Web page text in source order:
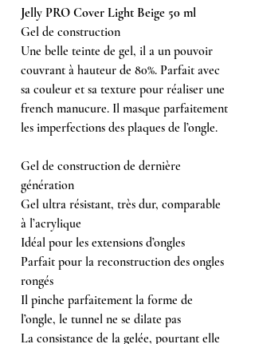
Jelly PRO Cover Light Beige 50 ml
Gel de construction
Une belle teinte de gel, il a un pouvoir
couvrant à hauteur de 80%. Parfait avec
sa couleur et sa texture pour réaliser une
french manucure. Il masque parfaitement
les imperfections des plaques de l’ongle.
Gel de construction de dernière
génération
Gel ultra résistant, très dur, comparable
à l’acrylique
Idéal pour les extensions d’ongles
Parfait pour la reconstruction des ongles
rongés
Il pinche parfaitement la forme de
l’ongle, le tunnel ne se dilate pas
La consistance de la gelée, pourtant elle